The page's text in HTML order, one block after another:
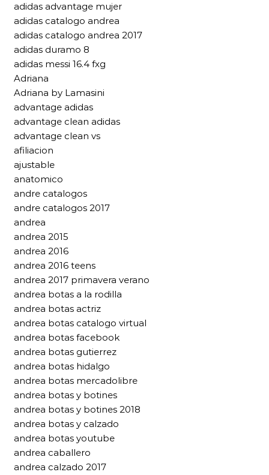
adidas advantage mujer
adidas catalogo andrea
adidas catalogo andrea 2017
adidas duramo 8
adidas messi 16.4 fxg
Adriana
Adriana by Lamasini
advantage adidas
advantage clean adidas
advantage clean vs
afiliacion
ajustable
anatomico
andre catalogos
andre catalogos 2017
andrea
andrea 2015
andrea 2016
andrea 2016 teens
andrea 2017 primavera verano
andrea botas a la rodilla
andrea botas actriz
andrea botas catalogo virtual
andrea botas facebook
andrea botas gutierrez
andrea botas hidalgo
andrea botas mercadolibre
andrea botas y botines
andrea botas y botines 2018
andrea botas y calzado
andrea botas youtube
andrea caballero
andrea calzado 2017